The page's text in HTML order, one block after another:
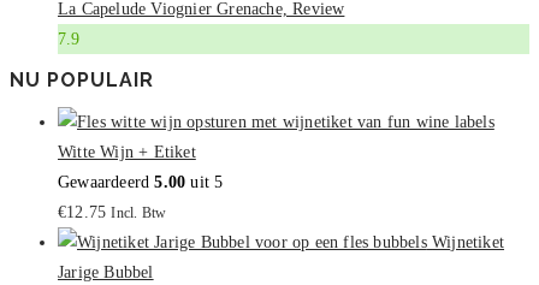
La Capelude Viognier Grenache, Review
7.9
NU POPULAIR
Witte Wijn + Etiket
Gewaardeerd5.00 uit 5
€12.75 Incl. Btw
Wijnetiket
Jarige Bubbel